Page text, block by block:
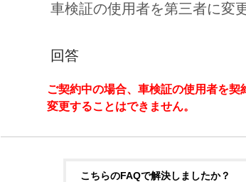
車検証の使用者を第三者に変
回答
ご契約中の場合、車検証の使用者を
変更することはできません。
こちらのFAQで解決しましたか？